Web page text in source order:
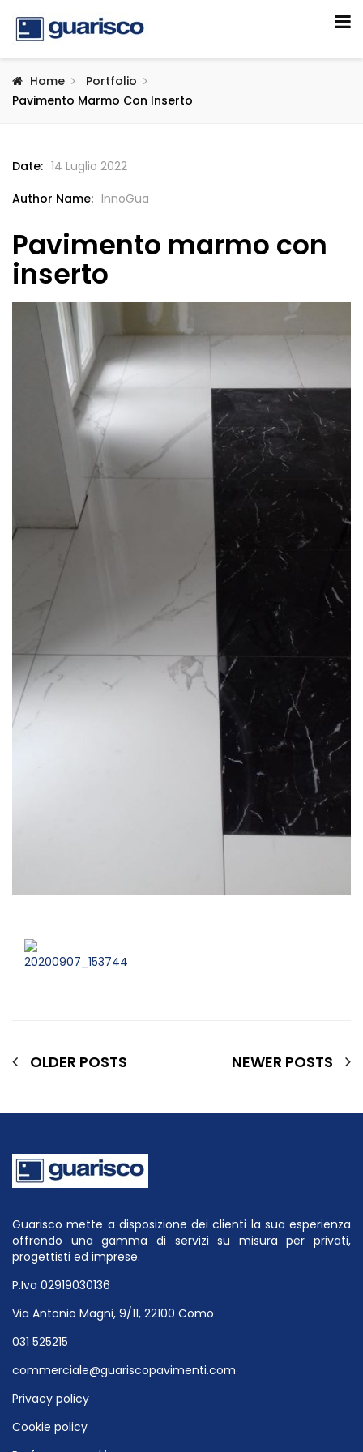
Home
Portfolio
Pavimento Marmo Con Inserto
Date: 14 Luglio 2022
Author Name: InnoGua
Pavimento marmo con
inserto
OLDER POSTS NEWER POSTS
Guarisco mette a disposizione dei clienti la sua esperienza
offrendo una gamma di servizi su misura per privati,
progettisti ed imprese.
P.Iva 02919030136
Via Antonio Magni, 9/11, 22100 Como
031 525215
commerciale@guariscopavimenti.com
Privacy policy
Cookie policy